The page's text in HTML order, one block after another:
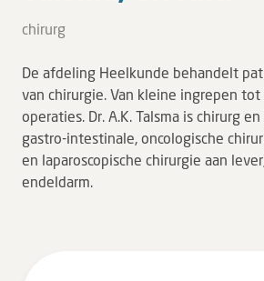
Tarieven en vergoeding
Uw gegevens
Wachttijden
Bezoek
chirurg
De afdeling Heelkunde behandelt
van chirurgie. Van kleine ingrepen tot
operaties. Dr. A.K. Talsma is chirurg
gastro-intestinale, oncologische
en laparoscopische chirurgie aan
endeldarm.